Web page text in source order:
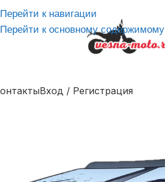
Перейти к навигации
Перейти к основному содержимому
Вход / Регистрация